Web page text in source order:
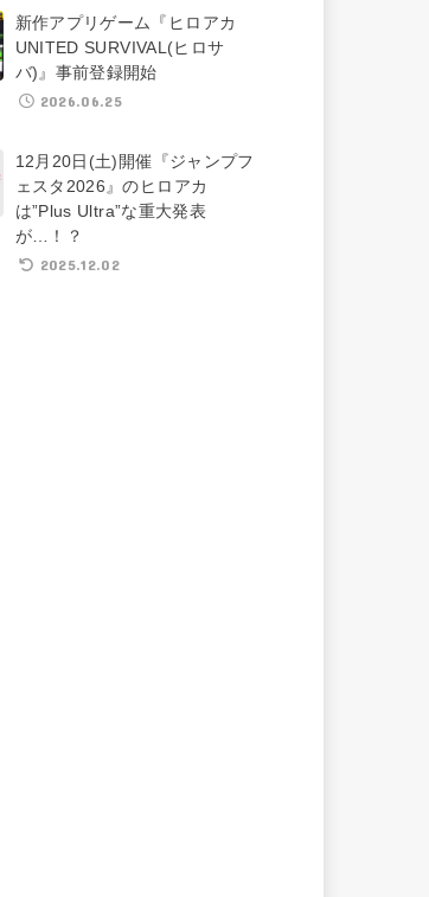
新作アプリゲーム『ヒロアカ
UNITED SURVIVAL(ヒロサ
バ)』事前登録開始
2026.06.25
12月20日(土)開催『ジャンプフ
ェスタ2026』のヒロアカ
は”Plus Ultra”な重大発表
が…！？
2025.12.02